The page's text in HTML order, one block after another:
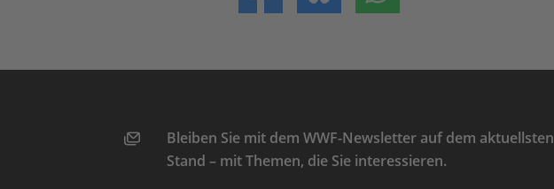
Bleiben Sie mit dem WWF-Newsletter auf dem aktuellsten
Stand – mit Themen, die Sie interessieren.